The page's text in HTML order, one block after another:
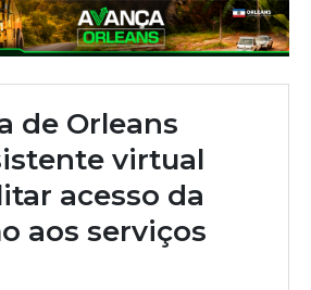
de Orleans
virtual
acesso da
aos serviços